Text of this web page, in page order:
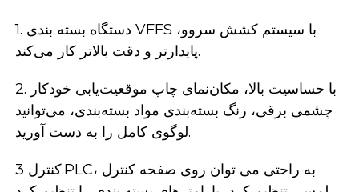
1. دستگاه بسته بندی VFFS با سیستم کشش سروو،
پایدارتر و دقت بالاتر کار می‌کند.
2. با حساسیت بالا، مکان‌نمای چاپ موقعیت‌یابی خودکار
چشمی برقی، رنگ بسته‌بندی مواد بسته‌بندی، می‌توانید
لوگوی کامل را به دست آورید.
کنترل 3.PLC، به راحتی می توان روی صفحه کنترل